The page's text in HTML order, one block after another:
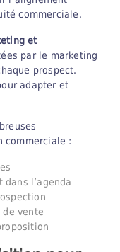
commerciale.
et
par le marketing
prospect.
adapter et
commerciale :
l’agenda
vente